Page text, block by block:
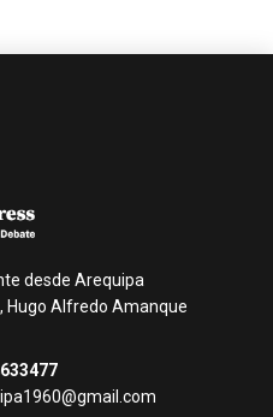
desde Arequipa
Hugo Alfredo Amanque